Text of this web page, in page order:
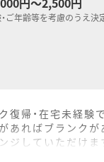
ご年齢等を考慮のうえ決
復帰・在宅未経験
あればブランク
ジしていただけま